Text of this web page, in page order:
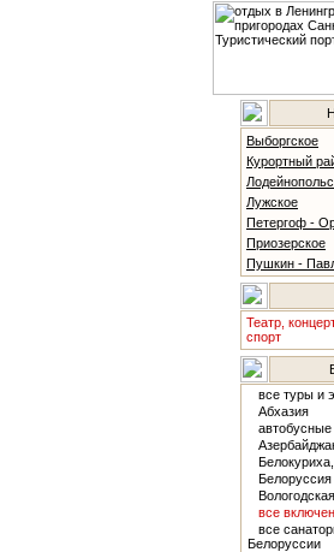
Выборгское
Курортный
Лужское
Петергоф -
Приозерское
Пушкин -
Театр,
спорт
все туры и
Абхазия
Белоруссия
все
все
Белоруссии